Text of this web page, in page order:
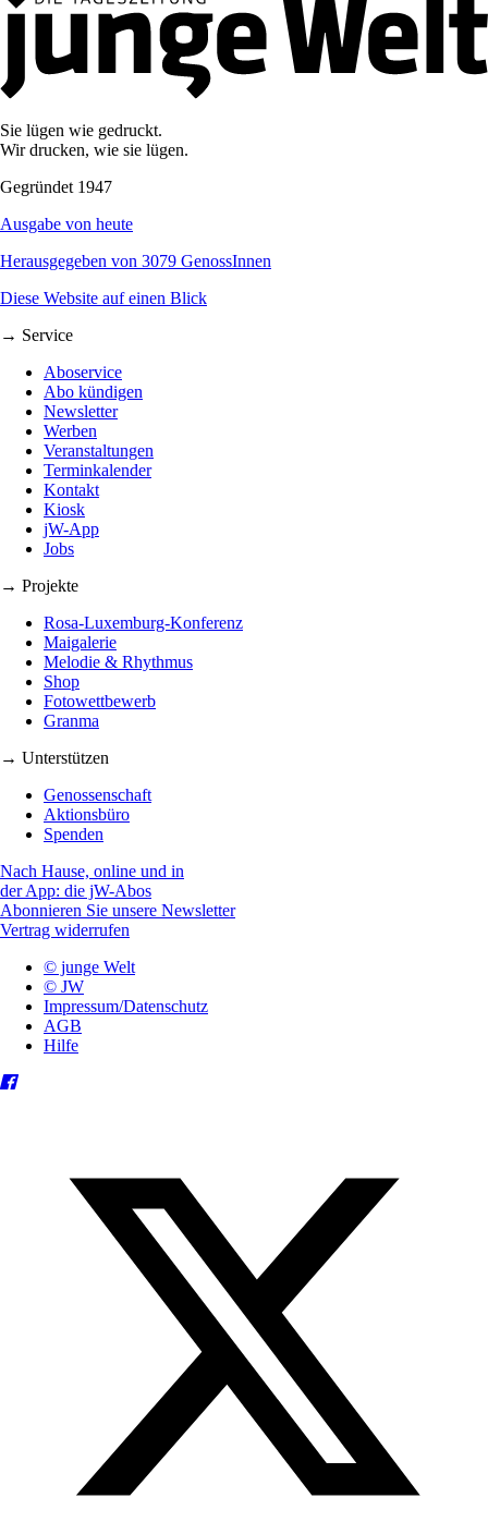
Sie lügen wie gedruckt.
Wir drucken, wie sie lügen.
Gegründet 1947
Ausgabe von heute
Herausgegeben von 3079 GenossInnen
Diese Website auf einen Blick
→ Service
Aboservice
Abo kündigen
Newsletter
Werben
Veranstaltungen
Terminkalender
Kontakt
Kiosk
jW-App
Jobs
→ Projekte
Rosa-Luxemburg-Konferenz
Maigalerie
Melodie & Rhythmus
Shop
Fotowettbewerb
Granma
→ Unterstützen
Genossenschaft
Aktionsbüro
Spenden
Nach Hause, online und in
der App: die jW-Abos
Abonnieren Sie unsere Newsletter
Vertrag widerrufen
© junge Welt
© JW
Impressum/Datenschutz
AGB
Hilfe